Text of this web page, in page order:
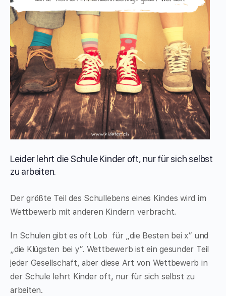
Leider lehrt die Schule Kinder oft, nur für sich selbst
zu arbeiten.
Der größte Teil des Schullebens eines Kindes wird im
Wettbewerb mit anderen Kindern verbracht.
In Schulen gibt es oft Lob für „die Besten bei x“ und
„die Klügsten bei y“. Wettbewerb ist ein gesunder Teil
jeder Gesellschaft, aber diese Art von Wettbewerb in
der Schule lehrt Kinder oft, nur für sich selbst zu
arbeiten.